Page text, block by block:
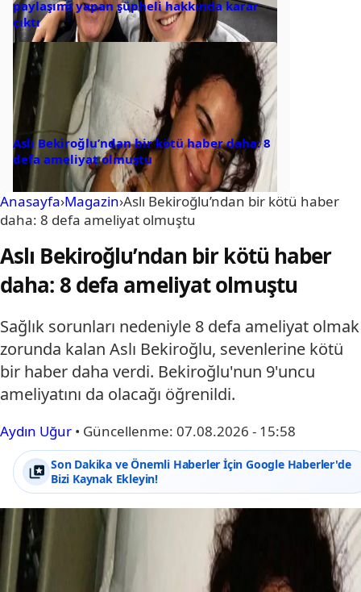
paylaşımı yapan şüpheli hakkında karar
çıktı
Aslı Bekiroğlu’ndan bir kötü haber daha: 8
defa ameliyat olmuştu
Anasayfa›Magazin›Aslı Bekiroğlu’ndan bir kötü haber
daha: 8 defa ameliyat olmuştu
Aslı Bekiroğlu’ndan bir kötü haber
daha: 8 defa ameliyat olmuştu
Sağlık sorunları nedeniyle 8 defa ameliyat olmak
zorunda kalan Aslı Bekiroğlu, sevenlerine kötü
bir haber daha verdi. Bekiroğlu'nun 9'uncu
ameliyatını da olacağı öğrenildi.
Aydın Uğur • Güncellenme: 07.08.2026 - 15:58
Son Dakika ve Önemli Haberler İçin Google Haberler'de
Bizi Kaynak Ekleyin!